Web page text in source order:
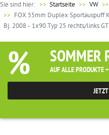
Sie sind hier: >> Startseite VW
FOX 55mm Duplex Sportauspuff
Bj. 2008 - 1x90 Typ 25 rechts/links
% SOMMER
AUF ALLE PRODUKTE